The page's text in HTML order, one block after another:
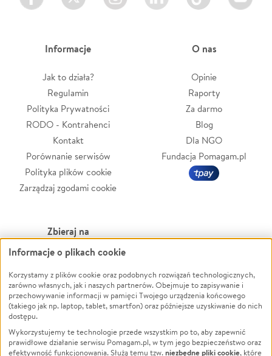
Informacje
Jak to działa?
Regulamin
Polityka Prywatności
RODO - Kontrahenci
Kontakt
Porównanie serwisów
Polityka plików cookie
Zarządzaj zgodami cookie
O nas
Opinie
Raporty
Za darmo
Blog
Dla NGO
Fundacja Pomagam.pl
Zbieraj na
Leczenie
Zwierzęta
Pożar
Ukraina
Pomoc Finansowa
Powódź
Wichura
NGO
Edukacja
Informacje o plikach cookie
Korzystamy z plików cookie oraz podobnych rozwiązań technologicznych,
zarówno własnych, jak i naszych partnerów. Obejmuje to zapisywanie i
przechowywanie informacji w pamięci Twojego urządzenia końcowego
(takiego jak np. laptop, tablet, smartfon) oraz późniejsze uzyskiwanie do nich
dostępu.
Wykorzystujemy te technologie przede wszystkim po to, aby zapewnić
prawidłowe działanie serwisu Pomagam.pl, w tym jego bezpieczeństwo oraz
efektywność funkcjonowania. Służą temu tzw.niezbędne pliki cookie, które